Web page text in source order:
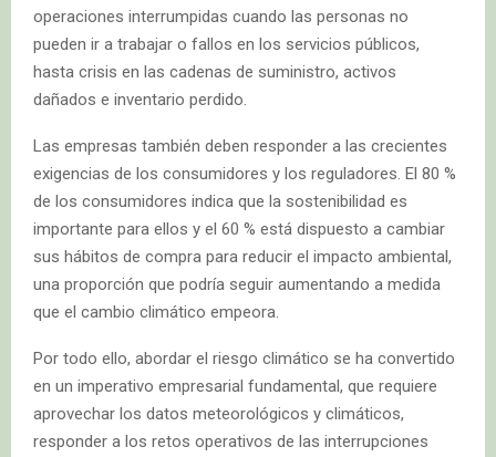
operaciones interrumpidas cuando las personas no
pueden ir a trabajar o fallos en los servicios públicos,
hasta crisis en las cadenas de suministro, activos
dañados e inventario perdido.
Las empresas también deben responder a las crecientes
exigencias de los consumidores y los reguladores. El 80 %
de los consumidores indica que la sostenibilidad es
importante para ellos y el 60 % está dispuesto a cambiar
sus hábitos de compra para reducir el impacto ambiental,
una proporción que podría seguir aumentando a medida
que el cambio climático empeora.
Por todo ello, abordar el riesgo climático se ha convertido
en un imperativo empresarial fundamental, que requiere
aprovechar los datos meteorológicos y climáticos,
responder a los retos operativos de las interrupciones